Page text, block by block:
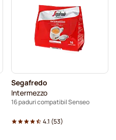
Segafredo
Intermezzo
16 paduri compatibil Senseo
4.1 (53)